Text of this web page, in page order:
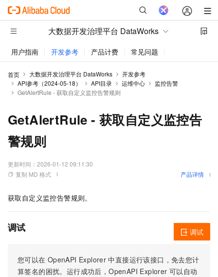
大数据开发治理平台 DataWorks
用户指南 开发参考 产品计费 常见问题
首页 大数据开发治理平台 DataWorks
开发参考
API参考（2024-05-18）
API目录 运维中心
监控告警
GetAlertRule - 获取自定义监控告警规则
GetAlertRule - 获取自定义监控告
警规则
更新时间： 2026-01-12 09:11:30
复制 MD 格式
产品详情
获取自定义监控告警规则。
调试
您可以在 OpenAPI Explorer 中直接运行该接口，免去您计
算签名的困扰。运行成功后，OpenAPI Explorer 可以自动
调试